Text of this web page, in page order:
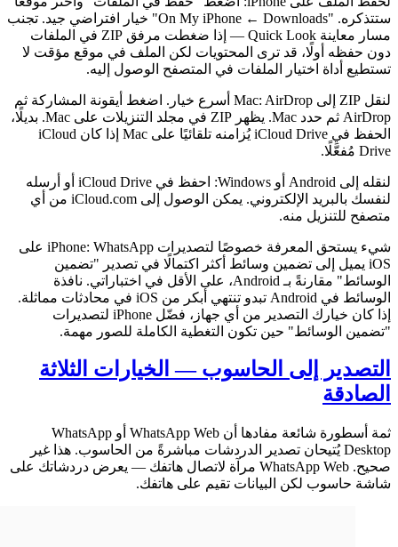
ستتذكره. "On My iPhone ← Downloads" خيار افتراضي جيد. تجنب
مسار معاينة Quick Look — إذا ضغطت مرفق ZIP في الملفات
دون حفظه أولًا، قد ترى المحتويات لكن الملف في موقع مؤقت لا
تستطيع أداة اختيار الملفات في المتصفح الوصول إليه.
لنقل ZIP إلى Mac: AirDrop أسرع خيار. اضغط أيقونة المشاركة ثم
AirDrop ثم حدد Mac. يظهر ZIP في مجلد التنزيلات على Mac. بديلًا،
الحفظ في iCloud Drive يُزامنه تلقائيًا على Mac إذا كان iCloud
Drive مُفعَّلًا.
لنقله إلى Android أو Windows: احفظ في iCloud Drive أو أرسله
لنفسك بالبريد الإلكتروني. يمكن الوصول إلى iCloud.com من أي
متصفح للتنزيل منه.
شيء يستحق المعرفة خصوصًا لتصديرات iPhone: WhatsApp على
iOS يميل إلى تضمين وسائط أكثر اكتمالًا في تصدير "تضمين
الوسائط" مقارنةً بـ Android، على الأقل في اختباراتي. نافذة
الوسائط في Android تبدو تنتهي أبكر من iOS في محادثات مماثلة.
إذا كان خيارك التصدير من أي جهاز، فضّل iPhone لتصديرات
"تضمين الوسائط" حين تكون التغطية الكاملة للصور مهمة.
التصدير إلى الحاسوب — الخيارات الثلاثة
الصادقة
ثمة أسطورة شائعة مفادها أن WhatsApp Web أو WhatsApp
Desktop يُتيحان تصدير الدردشات مباشرةً من الحاسوب. هذا غير
صحيح. WhatsApp Web مرآة لاتصال هاتفك — يعرض دردشاتك على
شاشة حاسوب لكن البيانات تقيم على هاتفك.